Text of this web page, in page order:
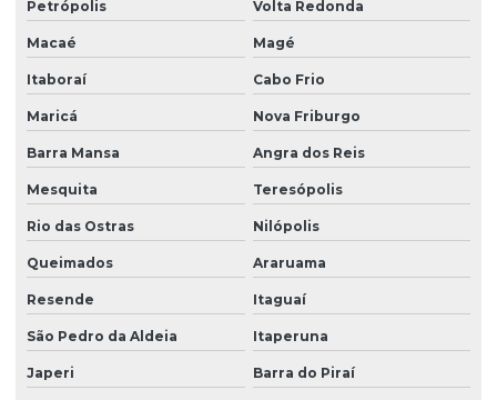
Petrópolis Volta Redonda
Macaé Magé
Itaboraí Cabo Frio
Maricá Nova Friburgo
Barra Mansa Angra dos Reis
Mesquita Teresópolis
Rio das Ostras Nilópolis
Queimados Araruama
Resende Itaguaí
São Pedro da Aldeia Itaperuna
Japeri Barra do Piraí